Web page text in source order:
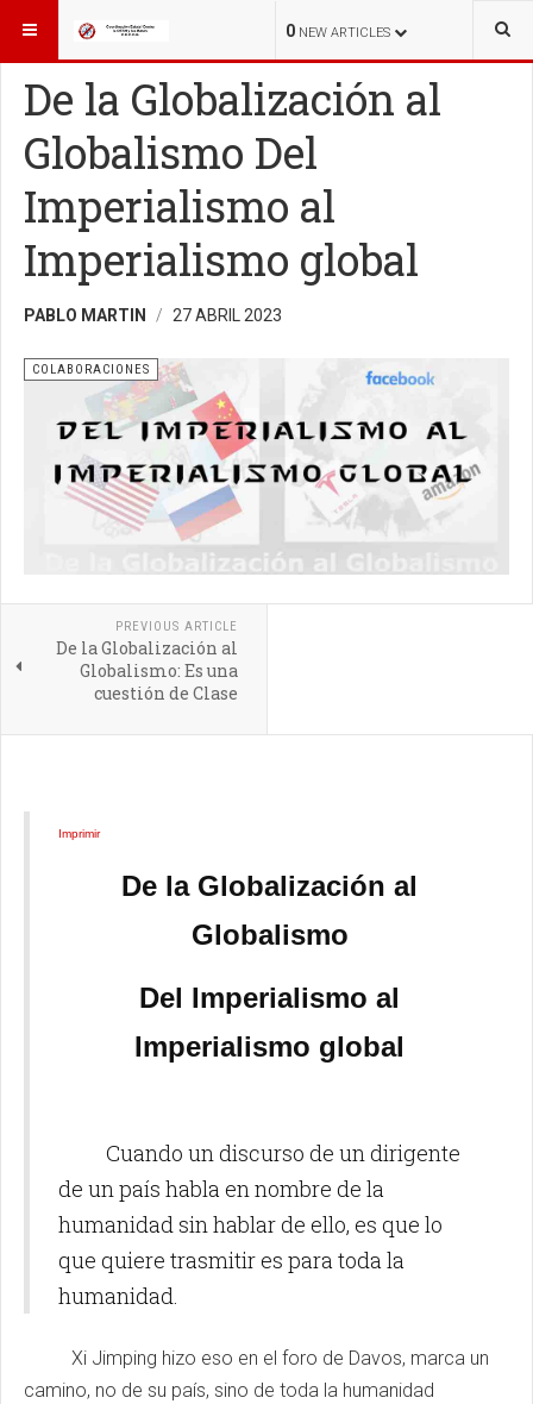
0 NEW ARTICLES
ESTÁ AQUÍ: COLABORACIONES COLABORACIONES
De la Globalización al
Globalismo Del
Imperialismo al
Imperialismo global
PABLO MARTIN 27 ABRIL 2023
COLABORACIONES
PREVIOUS ARTICLE
De la Globalización al
Globalismo: Es una
cuestión de Clase
Imprimir
De la Globalización al
Globalismo
Del Imperialismo al
Imperialismo global
Cuando un discurso de un dirigente
de un país habla en nombre de la
humanidad sin hablar de ello, es que lo
que quiere trasmitir es para toda la
humanidad.
Xi Jimping hizo eso en el foro de Davos, marca un
camino, no de su país, sino de toda la humanidad